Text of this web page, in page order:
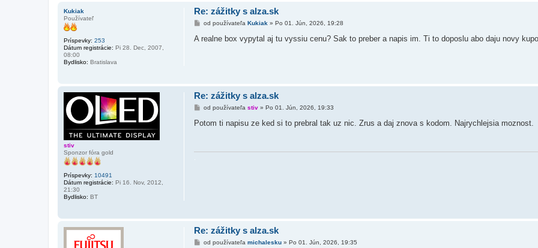
Kukiak
Používateľ
Príspevky: 253
Dátum registrácie: Pi 28. Dec, 2007,
08:00
Bydlisko: Bratislava
Re: zážitky s alza.sk
P
í
od používateľa Kukiak » Po 01. Jún, 2026, 19:28
A realne box vypytal aj tu vyssiu cenu? Sak to preber a napis im. Ti to doposlu abo daju novy
stiv
Sponzor fóra gold
Príspevky: 10491
Dátum registrácie: Pi 16. Nov, 2012,
21:30
Bydlisko: BT
Re: zážitky s alza.sk
P
í
od používateľa stiv» Po 01. Jún, 2026, 19:33
Potom ti napisu ze ked si to prebral tak uz nic. Zrus a daj znova s kodom. Najrychlejsia moznost.
Re: zážitky s alza.sk
Pod používateľa michalesku» Po 01. Jún, 2026, 19:35